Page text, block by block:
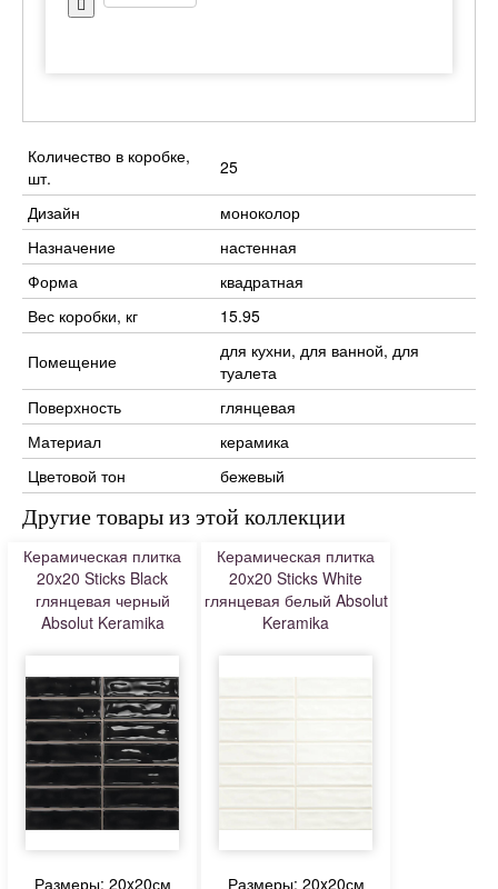
Количество в коробке,
шт.
25
Дизайн
моноколор
Назначение
настенная
Форма
квадратная
Вес коробки, кг
15.95
Помещение
для кухни, для ванной, для
туалета
Поверхность
глянцевая
Материал
керамика
Цветовой тон
бежевый
Другие товары из этой коллекции
Керамическая плитка
20x20 Sticks Black
глянцевая черный
Absolut Keramika
Размеры: 20x20см
Керамическая плитка
20x20 Sticks White
глянцевая белый Absolut
Keramika
Размеры: 20x20см